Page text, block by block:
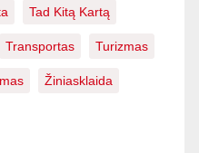
Tad Kitą Kartą
Transportas Turizmas
Žiniasklaida